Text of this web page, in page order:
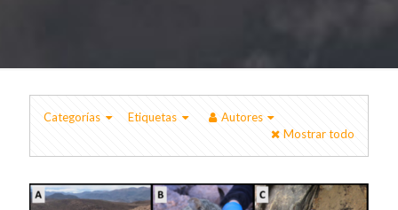
Categorías Etiquetas
Autores
Mostrar todo